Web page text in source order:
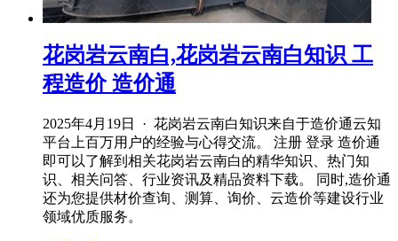
花岗岩云南白,花岗岩云南白知识 工
程造价 造价通
2025年4月19日 · 花岗岩云南白知识来自于造价通云知
平台上百万用户的经验与心得交流。 注册 登录 造价通
即可以了解到相关花岗岩云南白的精华知识、热门知
识、相关问答、行业资讯及精品资料下载。 同时,造价通
还为您提供材价查询、测算、询价、云造价等建设行业
领域优质服务。